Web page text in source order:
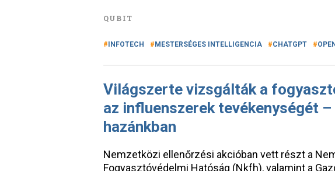
QUBIT
INFOTECH MESTERSÉGES INTELLIGENCIA CHATGPT
Világszerte vizsgálták a
az influenszerek tevékenységét
hazánkban
Nemzetközi ellenőrzési akcióban vett részt a
Fogyasztóvédelmi Hatóság (Nkfh), valamint a